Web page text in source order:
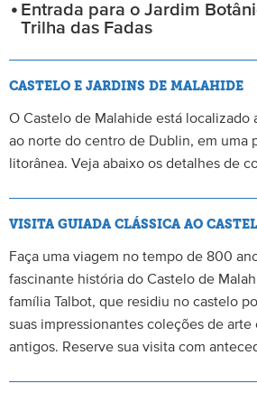
Entrada para o Jardim
Trilha das Fadas
CASTELO E JARDINS DE MALAHIDE
O Castelo de Malahide está localizado
ao norte do centro de Dublin, em uma
litorânea. Veja abaixo os detalhes de
VISITA GUIADA CLÁSSICA AO
Faça uma viagem no tempo de 800
fascinante história do Castelo de
família Talbot, que residiu no castelo
suas impressionantes coleções de arte
antigos. Reserve sua visita com